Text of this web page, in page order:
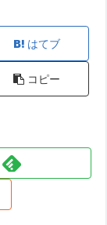
はてブ
コピー